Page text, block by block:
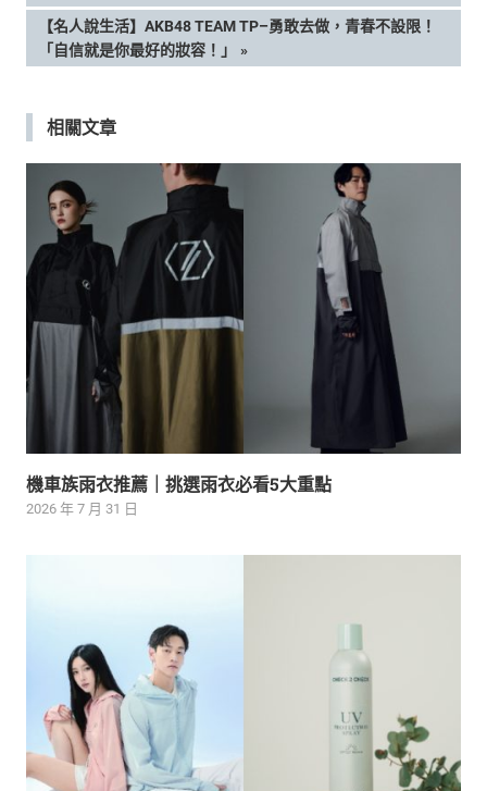
章
導
覽
NEXT
POST:
【名人說生活】AKB48 TEAM TP–勇敢去做，青春不設限！
「自信就是你最好的妝容！」
相關文章
機車族雨衣推薦｜挑選雨衣必看5大重點
2026 年 7 月 31 日